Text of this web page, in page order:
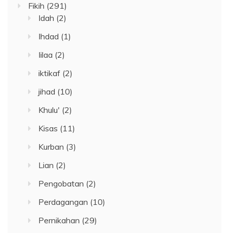
Fikih (291)
Idah (2)
Ihdad (1)
Iilaa (2)
iktikaf (2)
jihad (10)
Khulu' (2)
Kisas (11)
Kurban (3)
Lian (2)
Pengobatan (2)
Perdagangan (10)
Pernikahan (29)